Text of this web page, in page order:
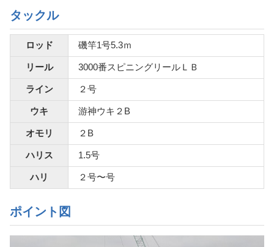
タックル
ロッド 磯竿1号5.3ｍ
リール 3000番スピニングリールＬＢ
ライン ２号
ウキ 游神ウキ２B
オモリ ２B
ハリス 1.5号
ハリ ２号〜号
ポイント図